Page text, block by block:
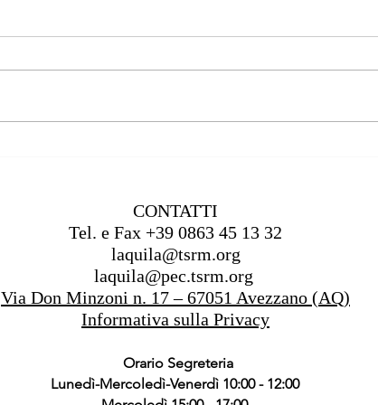
CONTATTI
Tel. e Fax +39 0863 45 13 32
laquila@tsrm.org
laquila@pec.tsrm.org
Via Don Minzoni n. 17 – 67051 Avezzano (AQ)
Informativa sulla Privacy
Orario Segreteria
Lunedì-Mercoledì-Venerdì 10:00 - 12:00